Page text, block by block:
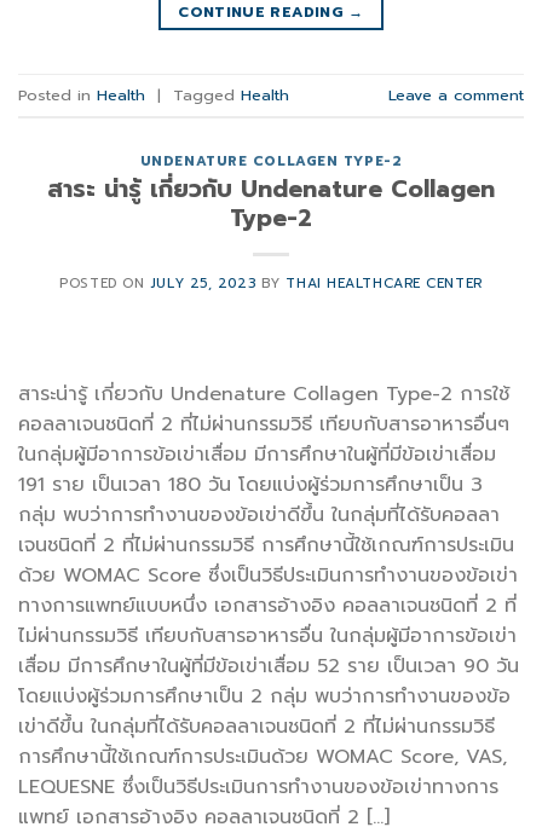
CONTINUE READING →
Posted in Health | Tagged Health Leave a comment
UNDENATURE COLLAGEN TYPE-2
สาระ น่ารู้ เกี่ยวกับ Undenature Collagen
Type-2
POSTED ON JULY 25, 2023 BY THAI HEALTHCARE CENTER
สาระน่ารู้ เกี่ยวกับ Undenature Collagen Type-2 การใช้
คอลลาเจนชนิดที่ 2 ที่ไม่ผ่านกรรมวิธี เทียบกับสารอาหารอื่นๆ
ในกลุ่มผู้มีอาการข้อเข่าเสื่อม มีการศึกษาในผู้ที่มีข้อเข่าเสื่อม
191 ราย เป็นเวลา 180 วัน โดยแบ่งผู้ร่วมการศึกษาเป็น 3
กลุ่ม พบว่าการทำงานของข้อเข่าดีขึ้น ในกลุ่มที่ได้รับคอลลา
เจนชนิดที่ 2 ที่ไม่ผ่านกรรมวิธี การศึกษานี้ใช้เกณฑ์การประเมิน
ด้วย WOMAC Score ซึ่งเป็นวิธีประเมินการทำงานของข้อเข่า
ทางการแพทย์แบบหนึ่ง เอกสารอ้างอิง คอลลาเจนชนิดที่ 2 ที่
ไม่ผ่านกรรมวิธี เทียบกับสารอาหารอื่น ในกลุ่มผู้มีอาการข้อเข่า
เสื่อม มีการศึกษาในผู้ที่มีข้อเข่าเสื่อม 52 ราย เป็นเวลา 90 วัน
โดยแบ่งผู้ร่วมการศึกษาเป็น 2 กลุ่ม พบว่าการทำงานของข้อ
เข่าดีขึ้น ในกลุ่มที่ได้รับคอลลาเจนชนิดที่ 2 ที่ไม่ผ่านกรรมวิธี
การศึกษานี้ใช้เกณฑ์การประเมินด้วย WOMAC Score, VAS,
LEQUESNE ซึ่งเป็นวิธีประเมินการทำงานของข้อเข่าทางการ
แพทย์ เอกสารอ้างอิง คอลลาเจนชนิดที่ 2 […]